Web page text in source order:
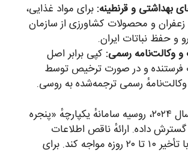
بهداشتی و قرنطینه: برای مواد غذایی،
زعفران و محصولات کشاورزی از سازمان
و حفظ نباتات ایران.
و وکالت‌نامه رسمی: کپی برابر اصل
فرستنده و در صورت ترخیص توسط
وکالت‌نامهٔ رسمی ترجمه‌شده به روسی.
از سال ۲۰۲۴، روسیه سامانهٔ یکپارچهٔ «پنجره
داده. ارائهٔ ناقص اطلاعات
می‌تواند شما را با تأخیر ۱۰ تا ۲۰ روزه مواجه کند. برای